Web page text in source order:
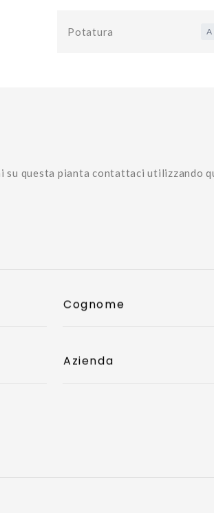
Potatura
su questa pianta contattaci utilizzando
Cognome
Azienda